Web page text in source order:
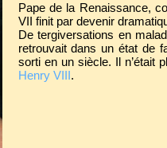
Pape de la Renaissance,
VII finit par devenir
De tergiversations en
retrouvait dans un état de
sorti en un siècle. Il n’était
Henry VIII.